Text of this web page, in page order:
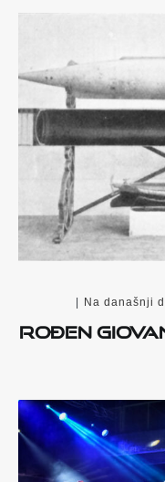
Na današnji
Rođen